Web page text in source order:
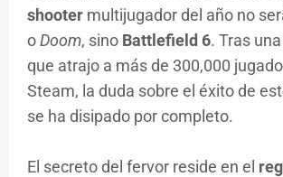
shooter multijugador del año no
oDoom, sino Battlefield 6. Tras
que atrajo a más de 300,000
Steam, la duda sobre el éxito de
se ha disipado por completo.
El secreto del fervor reside en el